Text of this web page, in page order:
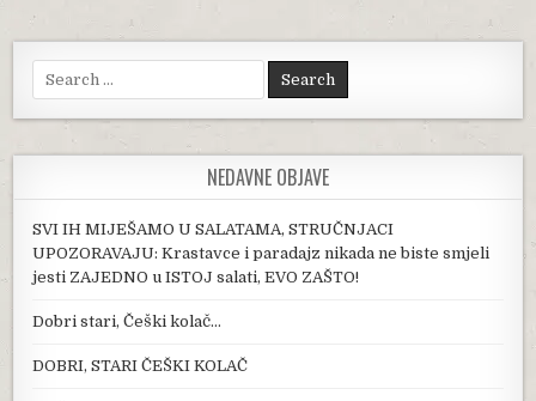
Search for:
NEDAVNE OBJAVE
SVI IH MIJEŠAMO U SALATAMA, STRUČNJACI
UPOZORAVAJU: Krastavce i paradajz nikada ne biste smjeli
jesti ZAJEDNO u ISTOJ salati, EVO ZAŠTO!
Dobri stari, Češki kolač…
DOBRI, STARI ČEŠKI KOLAČ